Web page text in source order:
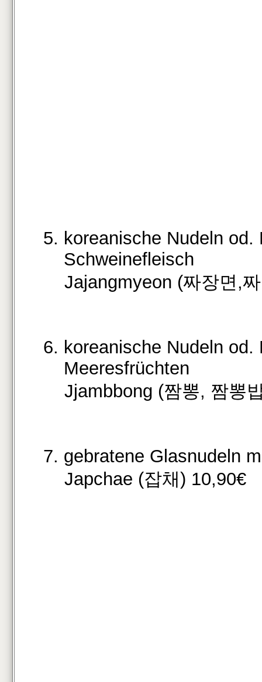
5. koreanische Nudeln
Schweinefleisch
Jajangmyeon (짜장면,짜
6. koreanische Nudeln
Meeresfrüchten
Jjambbong (짬뽕, 짬뽕
7. gebratene Glasnudeln
Japchae (잡채) 10,90€